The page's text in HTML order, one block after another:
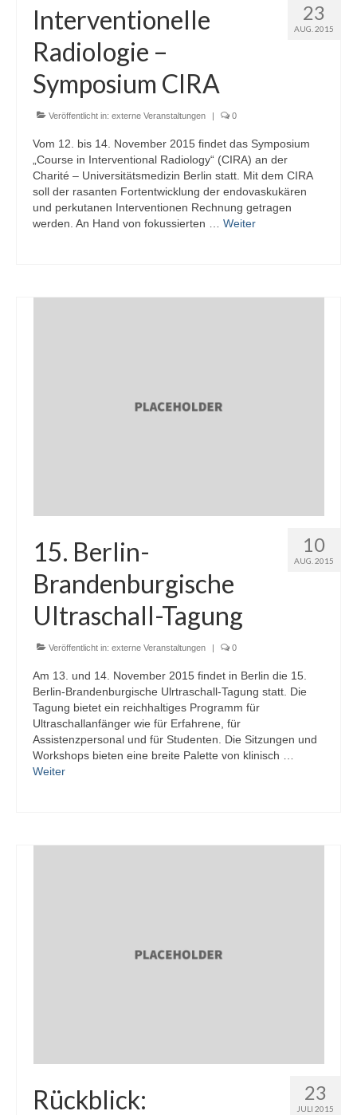
23
AUG. 2015
Interventionelle
Radiologie –
Symposium CIRA
Veröffentlicht in: externe Veranstaltungen | 0
Vom 12. bis 14. November 2015 findet das Symposium
„Course in Interventional Radiology“ (CIRA) an der
Charité – Universitätsmedizin Berlin statt. Mit dem CIRA
soll der rasanten Fortentwicklung der endovaskukären
und perkutanen Interventionen Rechnung getragen
werden. An Hand von fokussierten … Weiter
10
AUG. 2015
15. Berlin-
Brandenburgische
Ultraschall-Tagung
Veröffentlicht in: externe Veranstaltungen | 0
Am 13. und 14. November 2015 findet in Berlin die 15.
Berlin-Brandenburgische Ulrtraschall-Tagung statt. Die
Tagung bietet ein reichhaltiges Programm für
Ultraschallanfänger wie für Erfahrene, für
Assistenzpersonal und für Studenten. Die Sitzungen und
Workshops bieten eine breite Palette von klinisch …
Weiter
23
JULI 2015
Rückblick: